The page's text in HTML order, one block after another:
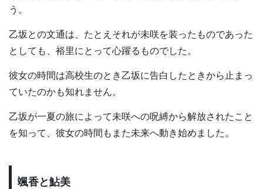
う。
乙坂との文通は、たとえそれが未咲を装ったものであった
としても、裕里にとって心躍るものでした。
彼女の時間は高校生のとき乙坂に告白したときから止まっ
ていたのかも知れません。
乙坂が一夏の旅によって未咲への呪縛から解放されたこと
を知って、彼女の時間もまた未来へ動き始めました。
颯香と鮎美